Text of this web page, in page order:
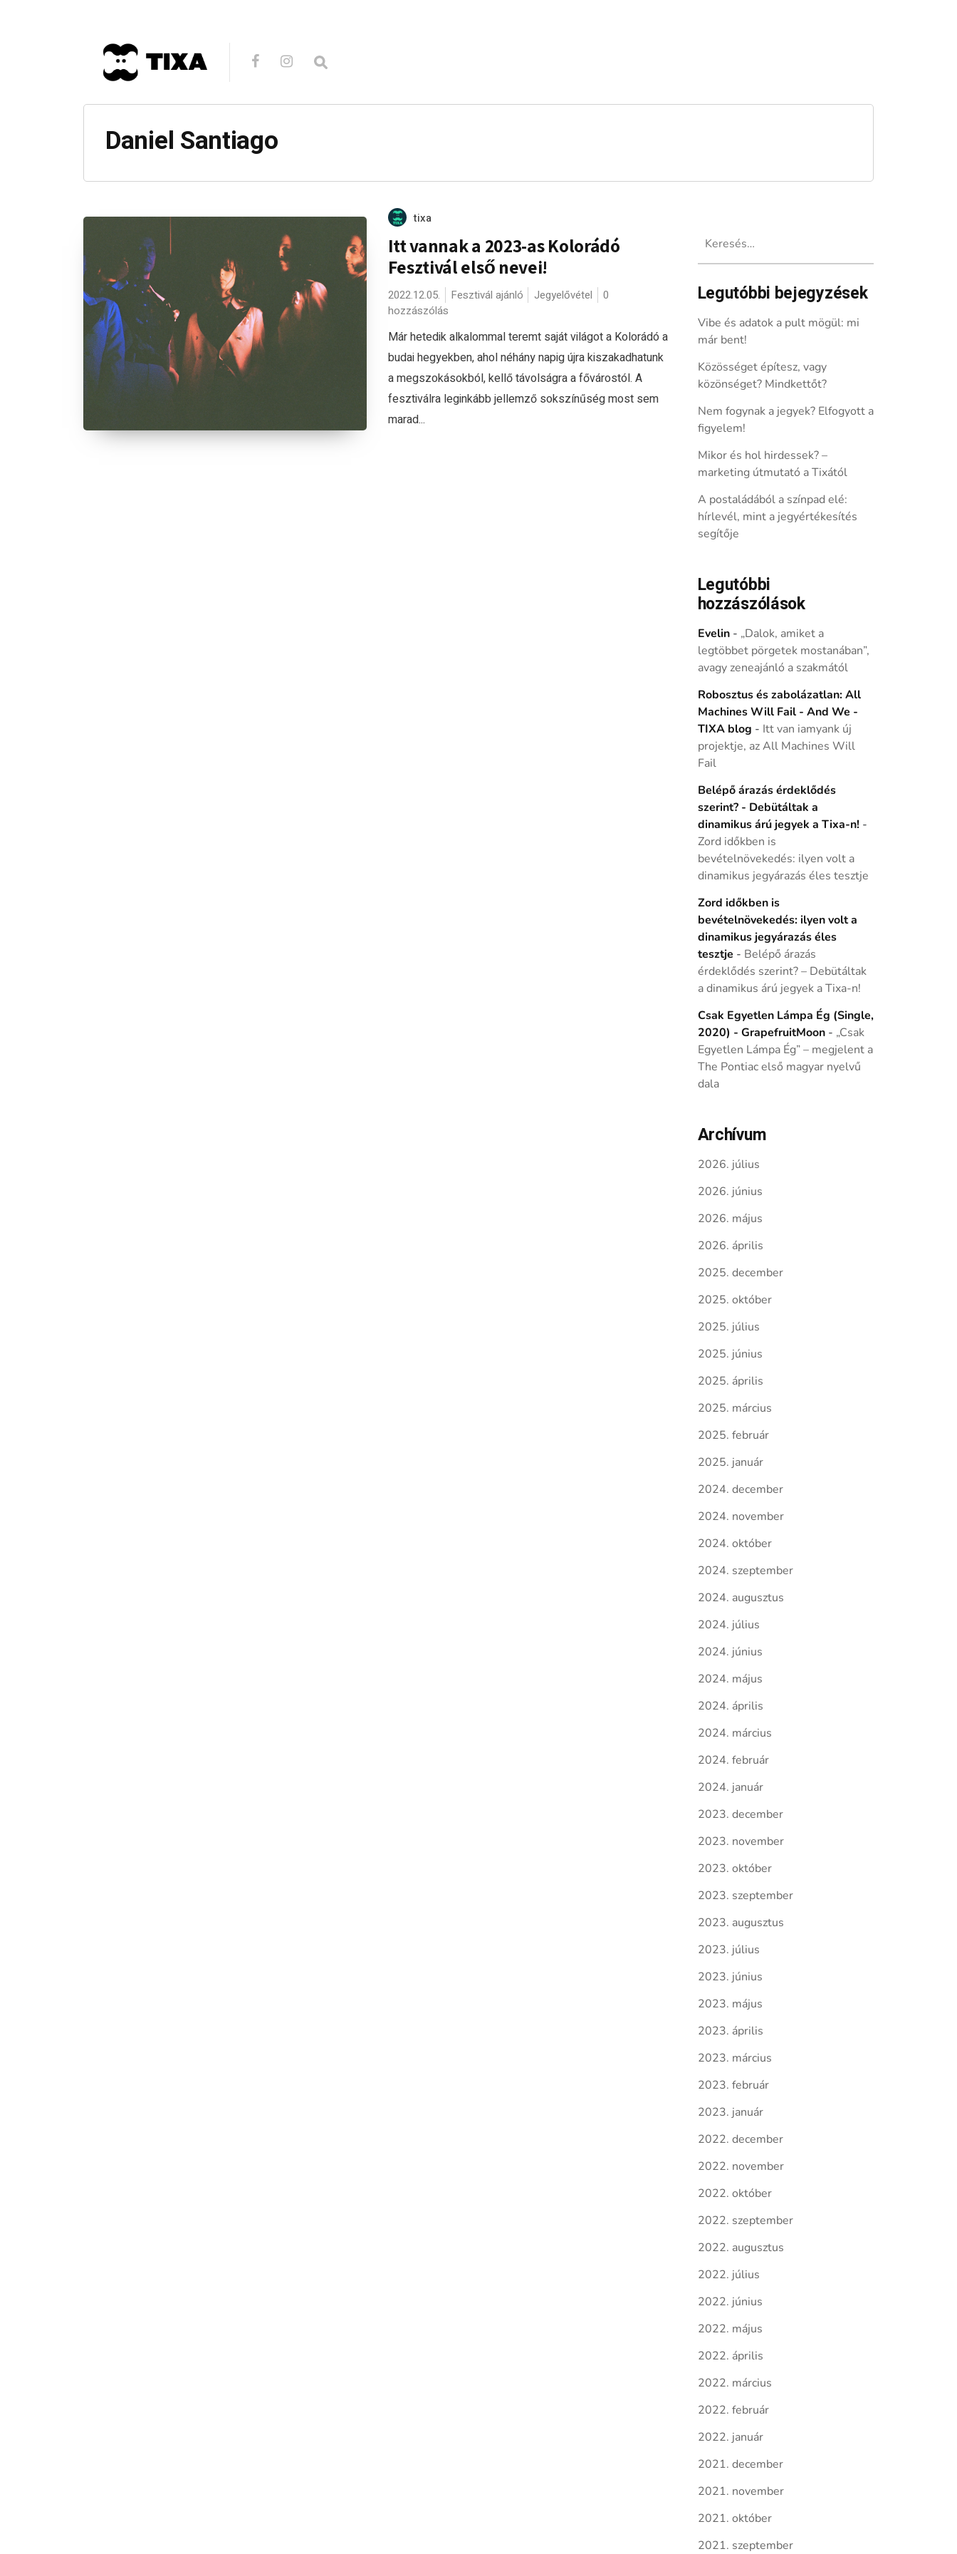
Daniel Santiago
tixa
Itt vannak a 2023-as Kolorádó
Fesztivál első nevei!
2022.12.05. Fesztivál ajánló Jegyelővétel
0
hozzászólás
Már hetedik alkalommal teremt saját világot a Kolorádó a
budai hegyekben, ahol néhány napig újra kiszakadhatunk
a megszokásokból, kellő távolságra a fővárostól. A
fesztiválra leginkább jellemző sokszínűség most sem
marad...
Legutóbbi bejegyzések
Vibe és adatok a pult mögül: mi
már bent!
Közösséget építesz, vagy
közönséget? Mindkettőt?
Nem fogynak a jegyek? Elfogyott a
figyelem!
Mikor és hol hirdessek? –
marketing útmutató a Tixától
A postaládából a színpad elé:
hírlevél, mint a jegyértékesítés
segítője
Legutóbbi
hozzászólások
Evelin- „Dalok, amiket a
legtöbbet pörgetek mostanában”,
avagy zeneajánló a szakmától
Robosztus és zabolázatlan: All
Machines Will Fail - And We -
TIXA blog - Itt van iamyank új
projektje, az All Machines Will
Fail
Belépő árazás érdeklődés
szerint? - Debütáltak a
dinamikus árú jegyek a Tixa-n! -
Zord időkben is
bevételnövekedés: ilyen volt a
dinamikus jegyárazás éles tesztje
Zord időkben is
bevételnövekedés: ilyen volt a
dinamikus jegyárazás éles
tesztje - Belépő árazás
érdeklődés szerint? – Debütáltak
a dinamikus árú jegyek a Tixa-n!
Csak Egyetlen Lámpa Ég (Single,
2020) - GrapefruitMoon- „Csak
Egyetlen Lámpa Ég” – megjelent a
The Pontiac első magyar nyelvű
dala
Archívum
2026. július
2026. június
2026. május
2026. április
2025. december
2025. október
2025. július
2025. június
2025. április
2025. március
2025. február
2025. január
2024. december
2024. november
2024. október
2024. szeptember
2024. augusztus
2024. július
2024. június
2024. május
2024. április
2024. március
2024. február
2024. január
2023. december
2023. november
2023. október
2023. szeptember
2023. augusztus
2023. július
2023. június
2023. május
2023. április
2023. március
2023. február
2023. január
2022. december
2022. november
2022. október
2022. szeptember
2022. augusztus
2022. július
2022. június
2022. május
2022. április
2022. március
2022. február
2022. január
2021. december
2021. november
2021. október
2021. szeptember